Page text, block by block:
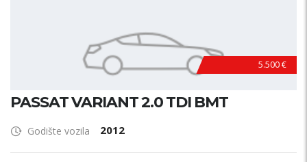
5.500 €
PASSAT VARIANT 2.0 TDI BMT
Godište vozila 2012